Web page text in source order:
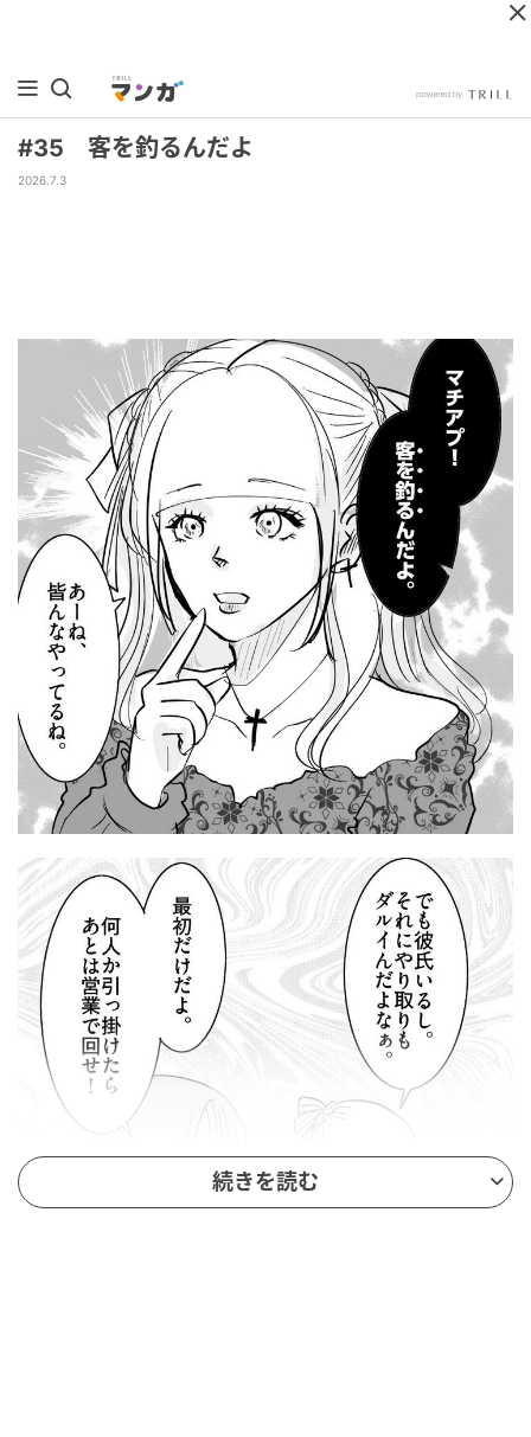
#35 客を釣るんだよ
2026.7.3
続きを読む